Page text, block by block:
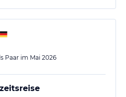
Paar im Mai 2026